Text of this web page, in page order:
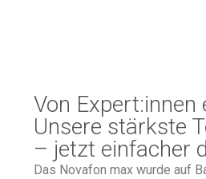
Von Expert:innen
Unsere stärkste
– jetzt einfacher
Das Novafon max wurde auf